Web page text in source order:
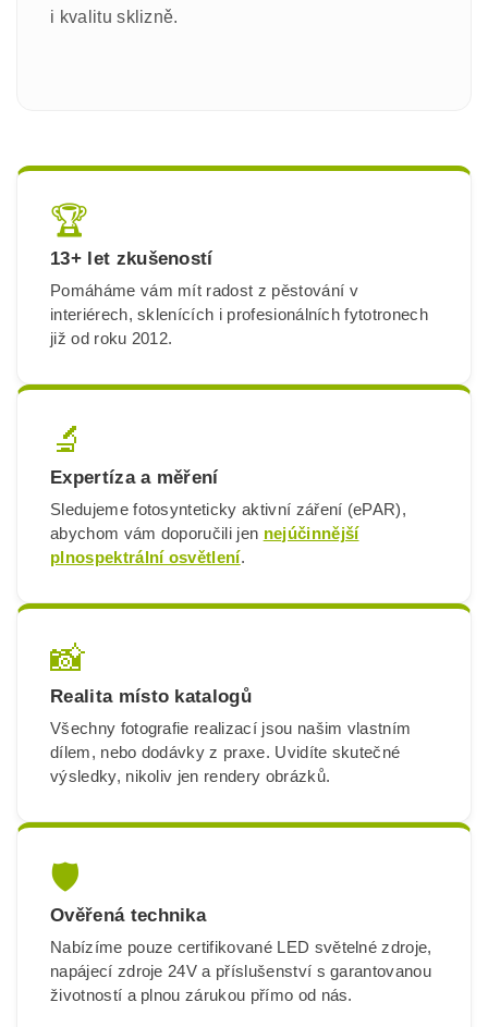
i kvalitu sklizně.
🏆
13+ let zkušeností
Pomáháme vám mít radost z pěstování v
interiérech, sklenících i profesionálních fytotronech
již od roku 2012.
🔬
Expertíza a měření
Sledujeme fotosynteticky aktivní záření (ePAR),
abychom vám doporučili jen nejúčinnější
plnospektrální osvětlení.
📸
Realita místo katalogů
Všechny fotografie realizací jsou našim vlastním
dílem, nebo dodávky z praxe. Uvidíte skutečné
výsledky, nikoliv jen rendery obrázků.
🛡️
Ověřená technika
Nabízíme pouze certifikované LED světelné zdroje,
napájecí zdroje 24V a příslušenství s garantovanou
životností a plnou zárukou přímo od nás.